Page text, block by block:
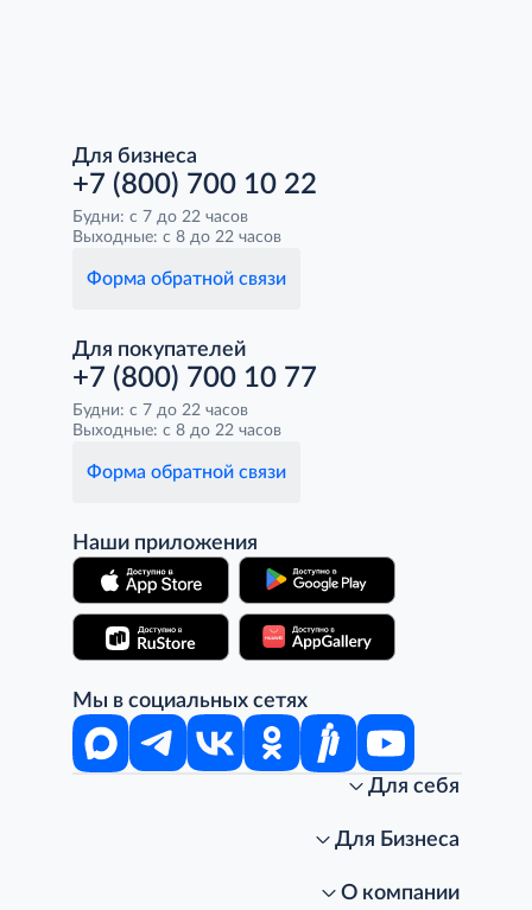
Для бизнеса
+7 (800) 700 10 22
Будни: с 7 до 22 часов
Выходные: с 8 до 22 часов
Форма обратной связи
Для покупателей
+7 (800) 700 10 77
Будни: с 7 до 22 часов
Выходные: с 8 до 22 часов
Форма обратной связи
Наши приложения
Мы в социальных сетях
Для себя
Стань клиентом METRO
Для Бизнеса
О компании